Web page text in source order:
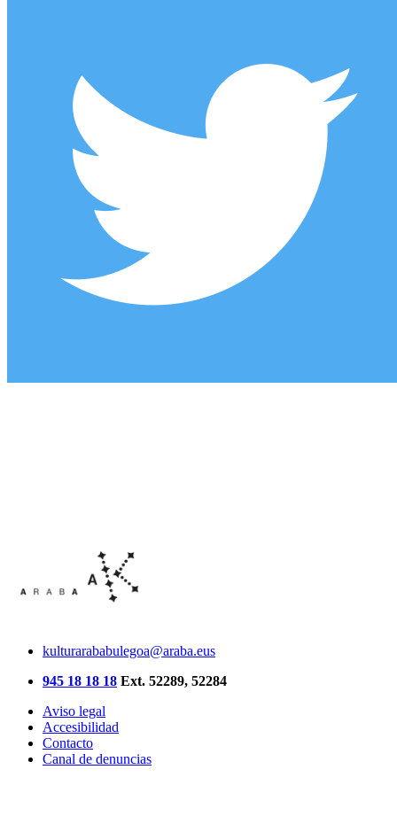
kulturarababulegoa@araba.eus
945 18 18 18 Ext. 52289, 52284
Aviso legal
Accesibilidad
Contacto
Canal de denuncias